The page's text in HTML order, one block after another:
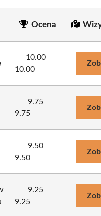
Ocena
10.00
10.00
9.75
9.75
9.50
9.50
9.25
9.25